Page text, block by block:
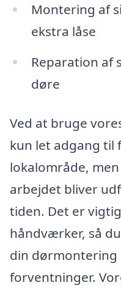
Montering af
ekstra låse
Reparation af
døre
Ved at bruge
kun let adgang til
lokalområde,
arbejdet bliver
tiden. Det er
håndværker, så
din dørmontering
forventninger.